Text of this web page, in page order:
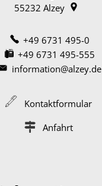
55232 Alzey
+49 6731 495-0
+49 6731 495-555
information@alzey.de
Kontaktformular
Anfahrt